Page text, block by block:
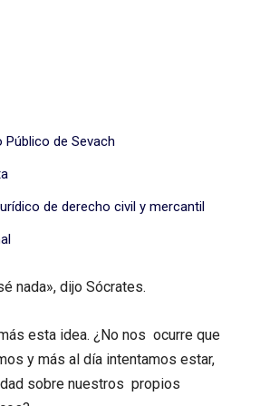
Público de Sevach
de derecho civil y mercantil
nada», dijo Sócrates.
esta idea. ¿No nos ocurre que
y más al día intentamos estar,
sobre nuestros propios